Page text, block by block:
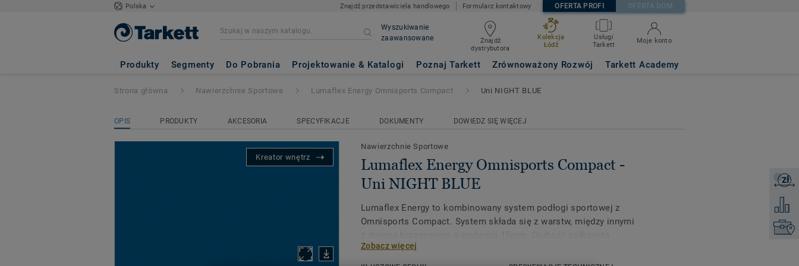
Polska Znajdź przedstawiciela handlowego Formularz kontaktowy OFERTA PROFI OFERTA DOM
Wyszukiwanie
zaawansowane
Znajdź
dystrybutora
Kolekcja
Łódź
Usługi
Tarkett
Moje konto
Produkty Segmenty Do Pobrania Projektowanie & Katalogi Poznaj Tarkett Zrównoważony Rozwój Tarkett Academy
Lumaflex Energy Omnisports Compact - Uni NIGHT BLUE
zł
Dodaj
Strona główna Nawierzchnie Sportowe Lumaflex Energy Omnisports Compact Uni NIGHT BLUE
OPIS PRODUKTY AKCESORIA SPECYFIKACJE DOKUMENTY DOWIEDZ SIĘ WIĘCEJ
Kreator wnętrz
Nawierzchnie Sportowe
Lumaflex Energy Omnisports Compact -
Uni NIGHT BLUE
Lumaflex Energy to kombinowany system podłogi sportowej z
Omnisports Compact. System składa się z warstw, między innymi
systemu wynosi 32mm.
Zobacz więcej